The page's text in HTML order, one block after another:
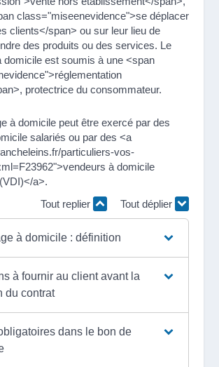
class="miseenevidence">se déplacer
clients</span> ou sur leur lieu de
des produits ou des services. Le
domicile est soumis à une <span
protectrice du consommateur.
à domicile peut être exercé par des
salariés ou par des <a
particuliers-vos-
à domicile
a>.
Tout replier
Tout déplier
à domicile : définition
à fournir au client avant la
du contrat
dans le bon de